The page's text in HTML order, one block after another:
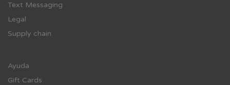
Text Messaging
Legal
Supply chain
Ayuda
Gift Cards